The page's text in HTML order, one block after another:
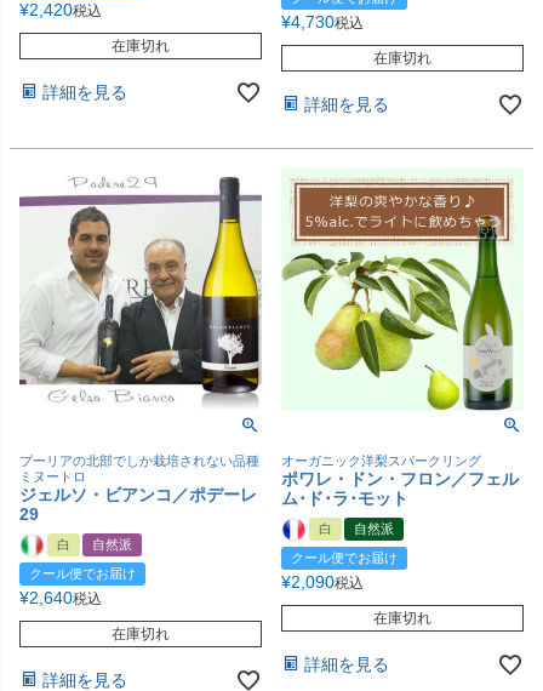
¥2,420税込
在庫切れ
詳細を見る
¥4,730税込
在庫切れ
詳細を見る
プーリアの北部でしか栽培されない品種
ミヌートロ
ジェルソ・ビアンコ／ポデーレ
29
白
自然派
クール便でお届け
¥2,640税込
在庫切れ
詳細を見る
オーガニック洋梨スパークリング
ポワレ・ドン・フロン／フェル
ム･ド･ラ･モット
白
自然派
クール便でお届け
¥2,090税込
在庫切れ
詳細を見る